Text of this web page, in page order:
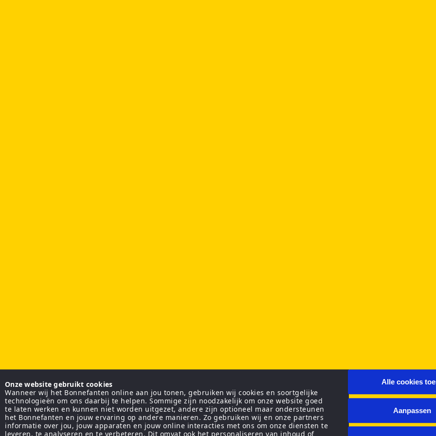
Onze website gebruikt cookies
Wanneer wij het Bonnefanten online aan jou tonen, gebruiken wij cookies en soortgelijke
technologieën om ons daarbij te helpen. Sommige zijn noodzakelijk om onze website goed
te laten werken en kunnen niet worden uitgezet, andere zijn optioneel maar ondersteunen
het Bonnefanten en jouw ervaring op andere manieren. Zo gebruiken wij en onze partners
informatie over jou, jouw apparaten en jouw online interacties met ons om onze diensten te
leveren, te analyseren en te verbeteren. Dit omvat ook het personaliseren van inhoud of
Alle cookies
Aanpassen